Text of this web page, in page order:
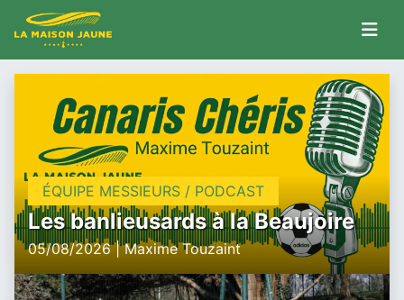
ÉQUIPE MESSIEURS / PODCAST
Les banlieusards à la Beaujoire
05/08/2026 | Maxime Touzaint